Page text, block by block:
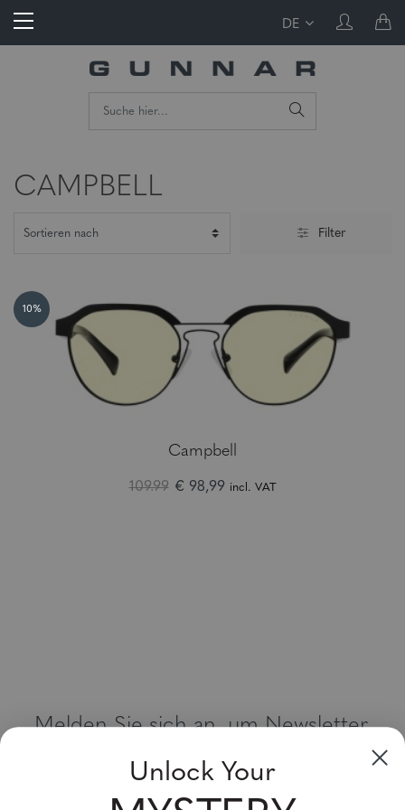
DE
CAMPBELL
Filter
10%
Campbell
109.99 € 98,99 incl. VAT
Melden Sie sich an, um Newsletter,
Sonderangebote und Gutscheine zu
erhalten
Bitte geben Sie Ihre E-Mail Adresse ein und abonnieren Sie!
Unlock Your